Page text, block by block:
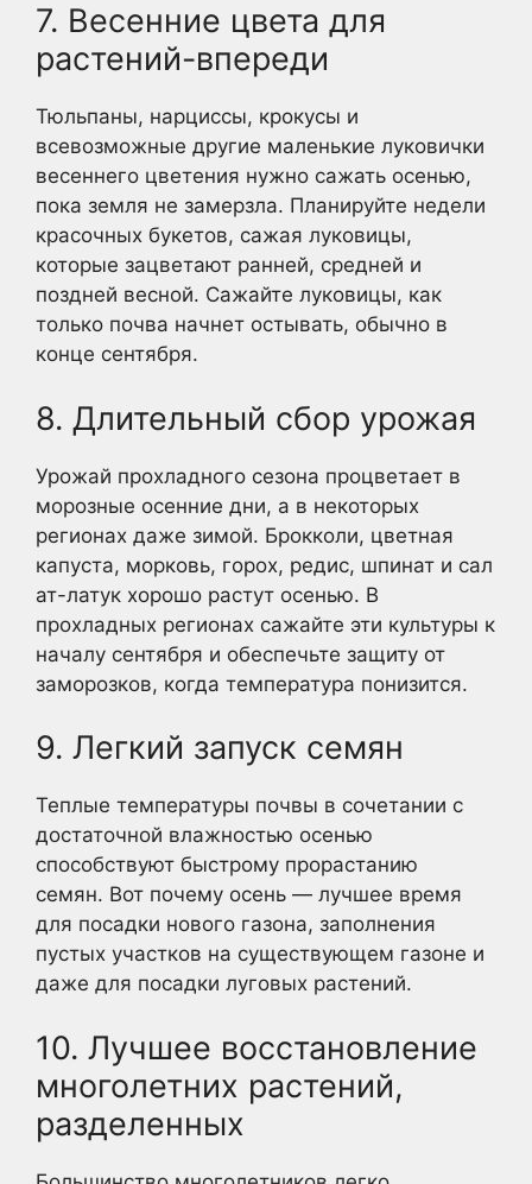
7. Весенние цвета для
растений-впереди
Тюльпаны, нарциссы, крокусы и
всевозможные другие маленькие луковички
весеннего цветения нужно сажать осенью,
пока земля не замерзла. Планируйте недели
красочных букетов, сажая луковицы,
которые зацветают ранней, средней и
поздней весной. Сажайте луковицы, как
только почва начнет остывать, обычно в
конце сентября.
8. Длительный сбор урожая
Урожай прохладного сезона процветает в
морозные осенние дни, а в некоторых
регионах даже зимой. Брокколи, цветная
капуста, морковь, горох, редис, шпинат и сал
ат-латук хорошо растут осенью. В
прохладных регионах сажайте эти культуры к
началу сентября и обеспечьте защиту от
заморозков, когда температура понизится.
9. Легкий запуск семян
Теплые температуры почвы в сочетании с
достаточной влажностью осенью
способствуют быстрому прорастанию
семян. Вот почему осень — лучшее время
для посадки нового газона, заполнения
пустых участков на существующем газоне и
даже для посадки луговых растений.
10. Лучшее восстановление
многолетних растений,
разделенных